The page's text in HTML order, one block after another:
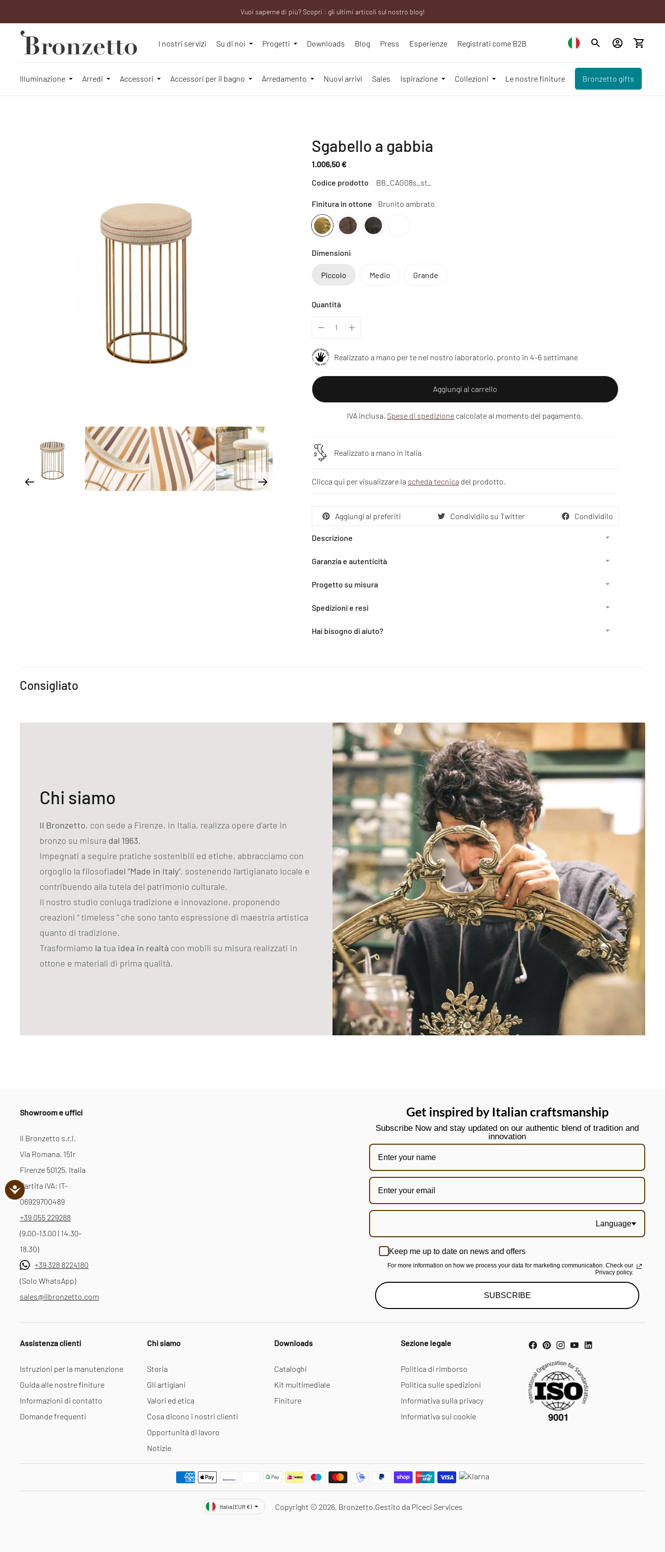
We will be closed from 10th to 21st August
Vuoi saperne di più? Scopri : gli ultimi articoli sul nostro blog!
Sei un professionista? Richiedi il tuo account aziendale!
I nostri servizi Su di noi Progetti Downloads Blog Press Esperienze Registrati come B2B
Illuminazione Arredi Accessori Accessori per il bagno Arredamento Nuovi arrivi Sales Ispirazione Collezioni Le nostre finiture Bronzetto gifts
Sgabello a gabbia
1.006,50 €
Prezzo
normale
Codice prodotto BB_CAG08s_st_
Finitura in ottone Brunito ambrato
Dimensioni
Piccolo Medio Grande
Quantità
Realizzato a mano per te nel nostro laboratorio, pronto in 4–6 settimane
Aggiungi al carrello
IVA inclusa. Spese di spedizione calcolate al momento del pagamento.
Realizzato a mano in Italia
Clicca qui per visualizzare la scheda tecnica del prodotto.
Aggiungi ai preferiti Condividilo su Twitter Condividilo
Descrizione
Garanzia e autenticità
Progetto su misura
Spedizioni e resi
Hai bisogno di aiuto?
Consigliato
Chi siamo
Il Bronzetto, con sede a Firenze, in Italia, realizza opere d'arte in
bronzo su misura dal 1963.
Impegnati a seguire pratiche sostenibili ed etiche, abbracciamo con
orgoglio la filosofiadel “Made in Italy”, sostenendo l’artigianato locale e
contribuendo alla tutela del patrimonio culturale.
Il nostro studio coniuga tradizione e innovazione, proponendo
creazioni “ timeless ” che sono tanto espressione di maestria artistica
quanto di tradizione.
Trasformiamo la tua idea in realtà con mobili su misura realizzati in
ottone e materiali di prima qualità.
Showroom e uffici
Il Bronzetto s.r.l.
Via Romana, 151r
Firenze 50125, Italia
Partita IVA: IT-
06929700489
+39 055 229288
(9.00-13.00 | 14.30-
18.30)
+39 328 8224180
(Solo WhatsApp)
sales@ilbronzetto.com
Get inspired by Italian craftsmanship
Subscribe Now and stay updated on our authentic blend of tradition and
innovation
Language
Keep me up to date on news and offers
For more information on how we process your data for marketing communication. Check our
Privacy policy.
SUBSCRIBE
Assistenza clienti
Istruzioni per la manutenzione
Guida alle nostre finiture
Informazioni di contatto
Domande frequenti
Chi siamo
Storia
Gli artigiani
Valori ed etica
Cosa dicono i nostri clienti
Opportunità di lavoro
Notizie
Downloads
Cataloghi
Kit multimediale
Finiture
Sezione legale
Politica di rimborso
Politica sulle spedizioni
Informativa sulla privacy
Informativa sui cookie
ValutaItalia (EUR €) Copyright © 2026, Bronzetto Gestito da Piceci Services